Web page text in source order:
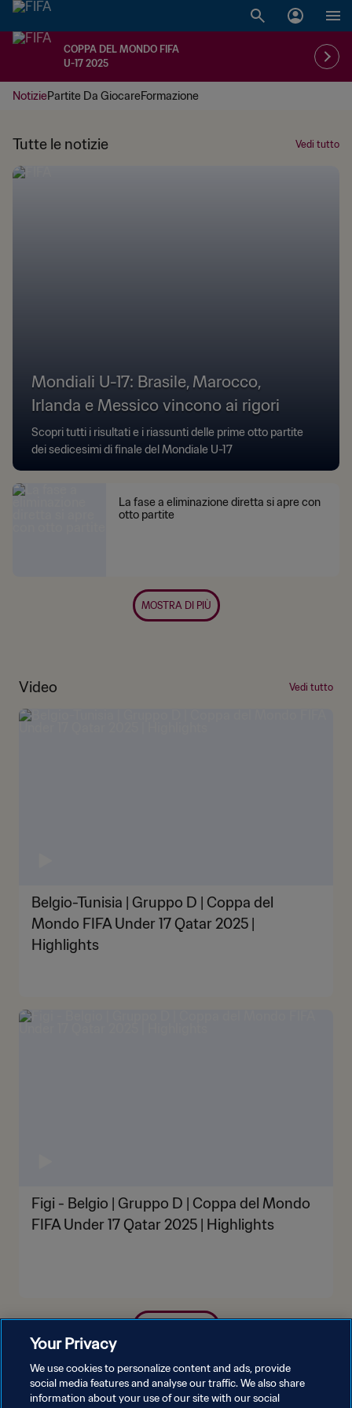
COPPA DEL MONDO FIFA
U-17 2025
NotiziePartite Da GiocareFormazione
Tutte le notizie Vedi tutto
Mondiali U-17: Brasile, Marocco,
Irlanda e Messico vincono ai rigori
Scopri tutti i risultati e i riassunti delle prime otto partite
dei sedicesimi di finale del Mondiale U-17
La fase a eliminazione diretta si apre con
otto partite
MOSTRA DI PIÙ
Video Vedi tutto
Belgio-Tunisia | Gruppo D | Coppa del
Mondo FIFA Under 17 Qatar 2025 |
Highlights
Figi - Belgio | Gruppo D | Coppa del Mondo
FIFA Under 17 Qatar 2025 | Highlights
Your Privacy
We use cookies to personalize content and ads, provide
social media features and analyse our traffic. We also share
information about your use of our site with our social